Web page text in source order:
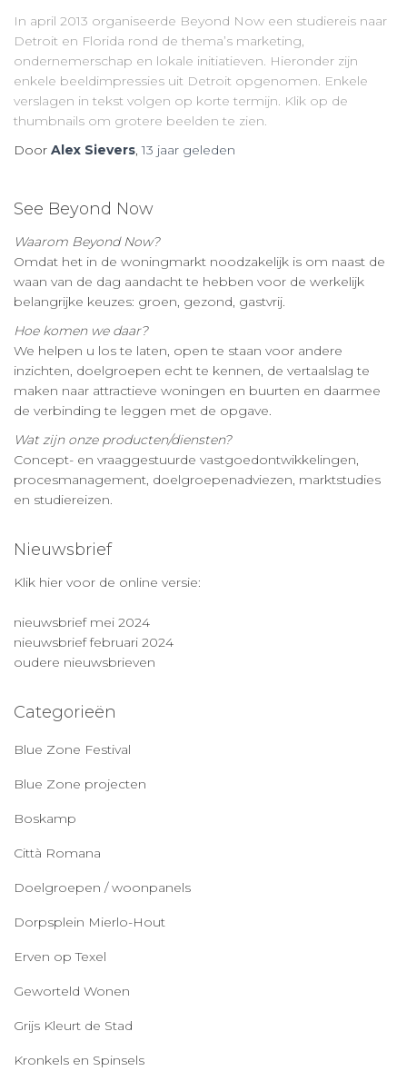
In april 2013 organiseerde Beyond Now een studiereis naar
Detroit en Florida rond de thema’s marketing,
ondernemerschap en lokale initiatieven. Hieronder zijn
enkele beeldimpressies uit Detroit opgenomen. Enkele
verslagen in tekst volgen op korte termijn. Klik op de
thumbnails om grotere beelden te zien.
Door Alex Sievers,13 jaar geleden
See Beyond Now
Waarom Beyond Now?
Omdat het in de woningmarkt noodzakelijk is om naast de
waan van de dag aandacht te hebben voor de werkelijk
belangrijke keuzes: groen, gezond, gastvrij.
Hoe komen we daar?
We helpen u los te laten, open te staan voor andere
inzichten, doelgroepen echt te kennen, de vertaalslag te
maken naar attractieve woningen en buurten en daarmee
de verbinding te leggen met de opgave.
Wat zijn onze producten/diensten?
Concept- en vraaggestuurde vastgoedontwikkelingen,
procesmanagement, doelgroepenadviezen, marktstudies
en studiereizen.
Nieuwsbrief
Klik hier voor de online versie:
nieuwsbrief mei 2024
nieuwsbrief februari 2024
oudere nieuwsbrieven
Categorieën
Blue Zone Festival
Blue Zone projecten
Boskamp
Città Romana
Doelgroepen / woonpanels
Dorpsplein Mierlo-Hout
Erven op Texel
Geworteld Wonen
Grijs Kleurt de Stad
Kronkels en Spinsels